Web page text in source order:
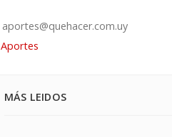
aportes@quehacer.com.uy
Aportes
MÁS LEIDOS